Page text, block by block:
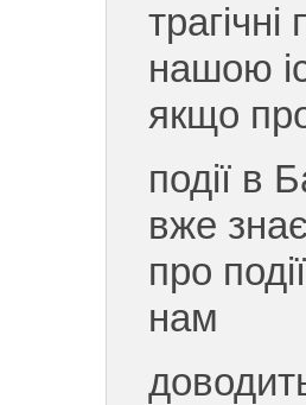
нашою
якщо
події в
вже
про
нам